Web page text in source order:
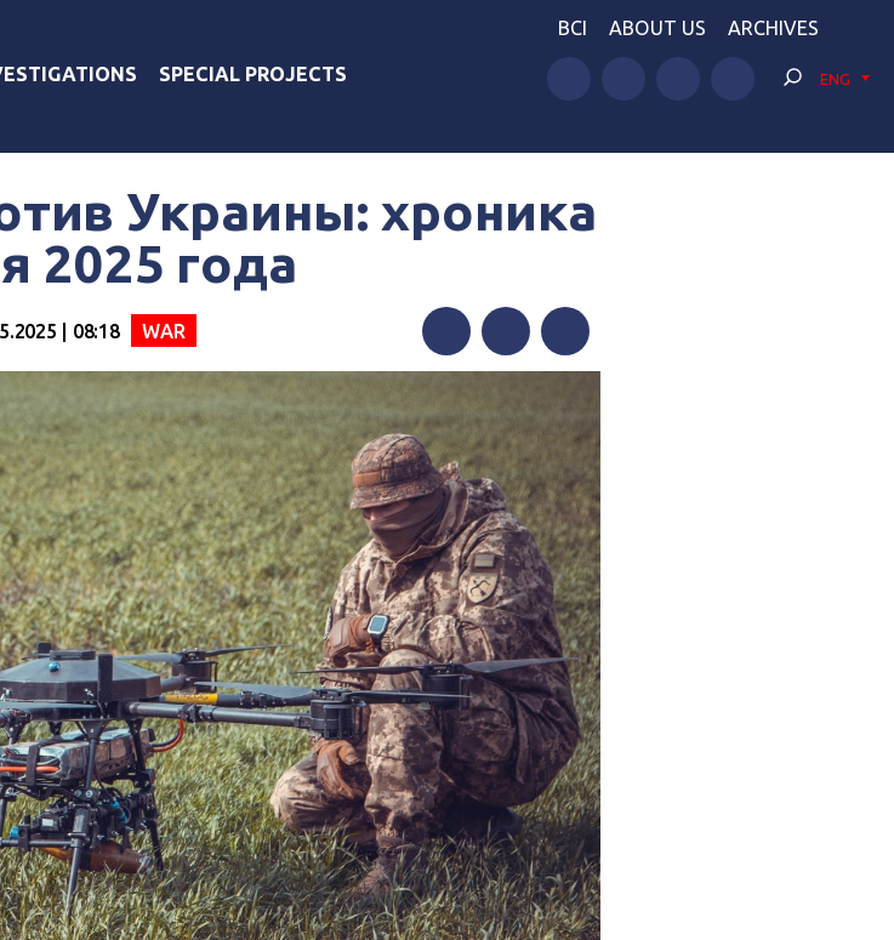
SPECIAL PROJECTS
BCI ABOUT US ARCHIVES
ENG
Украины: хроника
2025 года
| 08:18 WAR